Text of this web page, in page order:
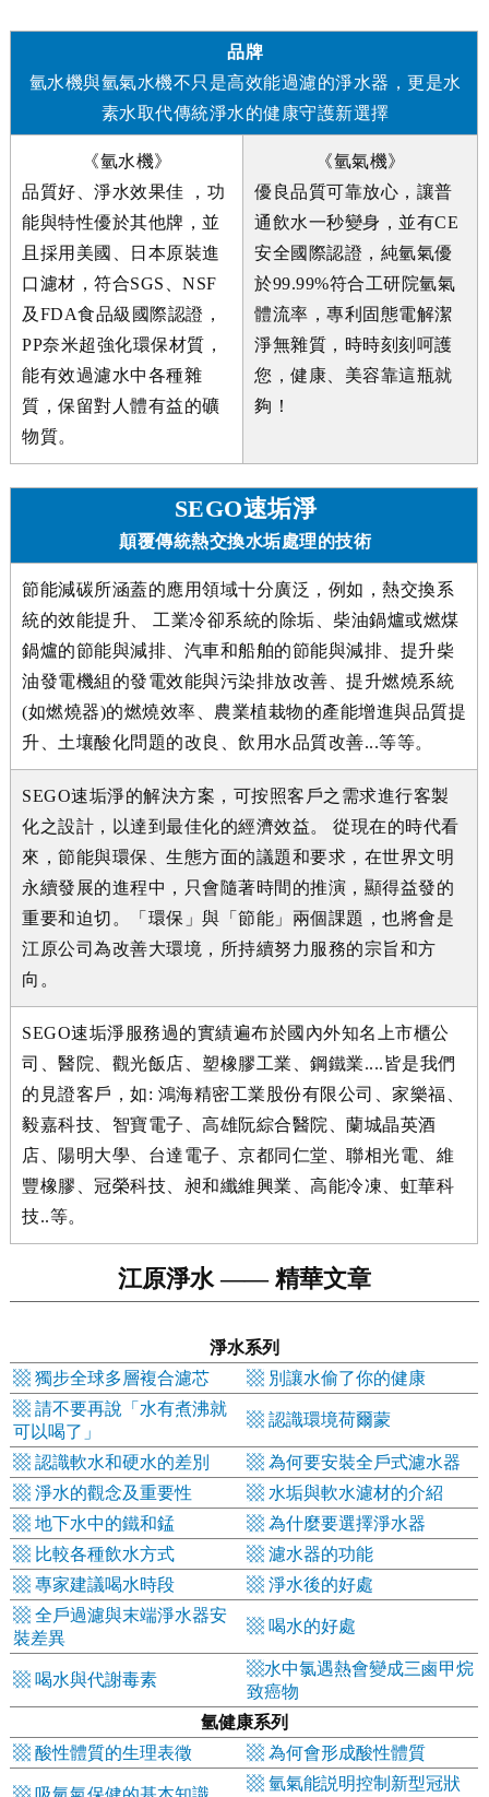
品牌
氫水機與氫氣水機不只是高效能過濾的淨水器，更是水
素水取代傳統淨水的健康守護新選擇
《氫水機》
品質好、淨水效果佳 ，功
能與特性優於其他牌，並
且採用美國、日本原裝進
口濾材，符合SGS、NSF
及FDA食品級國際認證，
PP奈米超強化環保材質，
能有效過濾水中各種雜
質，保留對人體有益的礦
物質。
《氫氣機》
優良品質可靠放心，讓普
通飲水一秒變身，並有CE
安全國際認證，純氫氣優
於99.99%符合工研院氫氣
體流率，專利固態電解潔
淨無雜質，時時刻刻呵護
您，健康、美容靠這瓶就
夠！
SEGO速垢淨
顛覆傳統熱交換水垢處理的技術
節能減碳所涵蓋的應用領域十分廣泛，例如，熱交換系
統的效能提升、 工業冷卻系統的除垢、柴油鍋爐或燃煤
鍋爐的節能與減排、汽車和船舶的節能與減排、提升柴
油發電機組的發電效能與污染排放改善、提升燃燒系統
(如燃燒器)的燃燒效率、農業植栽物的產能增進與品質提
升、土壤酸化問題的改良、飲用水品質改善...等等。
SEGO速垢淨的解決方案，可按照客戶之需求進行客製
化之設計，以達到最佳化的經濟效益。 從現在的時代看
來，節能與環保、生態方面的議題和要求，在世界文明
永續發展的進程中，只會隨著時間的推演，顯得益發的
重要和迫切。「環保」與「節能」兩個課題，也將會是
江原公司為改善大環境，所持續努力服務的宗旨和方
向。
SEGO速垢淨服務過的實績遍布於國內外知名上市櫃公
司、醫院、觀光飯店、塑橡膠工業、鋼鐵業....皆是我們
的見證客戶，如: 鴻海精密工業股份有限公司、家樂福、
毅嘉科技、智寶電子、高雄阮綜合醫院、蘭城晶英酒
店、陽明大學、台達電子、京都同仁堂、聯相光電、維
豐橡膠、冠榮科技、昶和纖維興業、高能冷凍、虹華科
技..等。
江原淨水 —— 精華文章
淨水系列
▩ 獨步全球多層複合濾芯
▩ 別讓水偷了你的健康
▩ 請不要再說「水有煮沸就
可以喝了」
▩ 認識環境荷爾蒙
▩認識軟水和硬水的差別 ▩為何要安裝全戶式濾水器
▩ 淨水的觀念及重要性
▩ 水垢與軟水濾材的介紹
▩ 地下水中的鐵和錳
▩ 為什麼要選擇淨水器
▩ 比較各種飲水方式
▩ 濾水器的功能
▩ 專家建議喝水時段
▩ 淨水後的好處
▩全戶過濾與末端淨水器安
裝差異
▩ 喝水的好處
▩ 喝水與代謝毒素
▩水中氯遇熱會變成三鹵甲烷
致癌物
氫健康系列
▩ 酸性體質的生理表徵
▩ 為何會形成酸性體質
▩ 氫氣能説明控制新型冠狀